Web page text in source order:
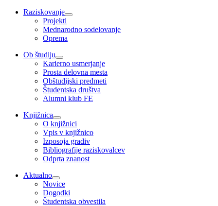
Raziskovanje
Projekti
Mednarodno sodelovanje
Oprema
Ob študiju
Karierno usmerjanje
Prosta delovna mesta
Obštudijski predmeti
Študentska društva
Alumni klub FE
Knjižnica
O knjižnici
Vpis v knjižnico
Izposoja gradiv
Bibliografije raziskovalcev
Odprta znanost
Aktualno
Novice
Dogodki
Študentska obvestila